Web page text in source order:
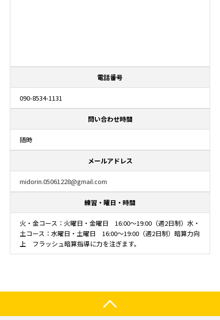
電話番号
090-8534-1131
問い合わせ時間
随時
メールアドレス
midorin.05061228@gmail.com
練習・曜日・時間
火・金コース：火曜日・金曜日 16:00～19:00（週2日制）水・
土コース：水曜日・土曜日 16:00～19:00（週2日制）暗算力向
上 フラッシュ暗算指導に力を注ぎます。